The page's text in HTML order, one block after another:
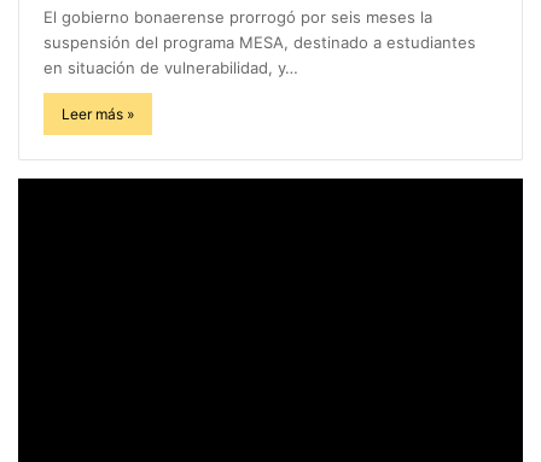
El gobierno bonaerense prorrogó por seis meses la
suspensión del programa MESA, destinado a estudiantes
en situación de vulnerabilidad, y…
Leer más »